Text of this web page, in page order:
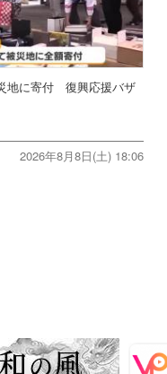
地に寄付 復興応援バザ
2026年8月8日(土) 18:06